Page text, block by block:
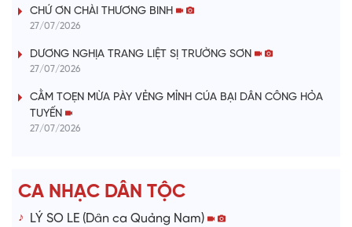
V
i
o
CHỨ ƠN CHÀI THƯƠNG BINH
27/07/2026
DƯƠNG NGHỊA TRANG LIỆT SỊ TRƯỜNG SƠN
27/07/2026
CẰM TOẸN MỪA PÀY VẺNG MỈNH CÚA BẠI DÂN CÔNG HỎA
TUYẾN
27/07/2026
CA NHẠC DÂN TỘC
LÝ SO LE (Dân ca Quảng Nam)